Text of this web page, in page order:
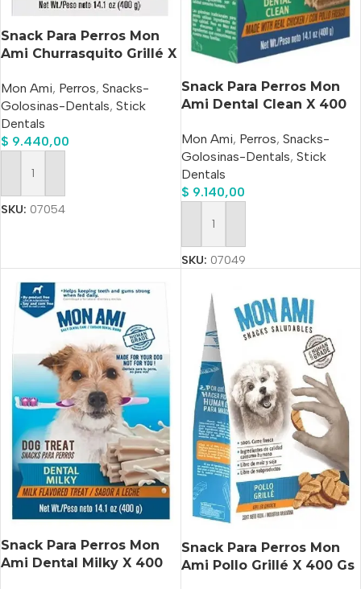
Snack Para Perros Mon
Ami Churrasquito Grillé X
Mon Ami, Perros, Snacks-
Golosinas-Dentals, Stick
Dentals
$ 9.440,00
Añadir Al Carrito
SKU: 07054
Snack Para Perros Mon
Ami Dental Clean X 400
Mon Ami, Perros, Snacks-
Golosinas-Dentals, Stick
Dentals
$ 9.140,00
Añadir Al Carrito
SKU: 07049
Snack Para Perros Mon
Ami Dental Milky X 400
Snack Para Perros Mon
Ami Pollo Grillé X 400 Gs